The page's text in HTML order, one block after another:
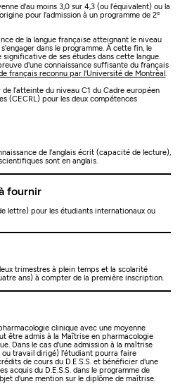
d'au moins 3,0 sur 4,3 (ou l'équivalent) ou la
pour l'admission à un programme de 2e
de la langue française atteignant le niveau
dans le programme. À cette fin, le
de ses études dans cette langue.
d'une connaissance suffisante du français
français reconnu par l'Université de Montréal.
l’atteinte du niveau C1 du Cadre européen
(CECRL) pour les deux compétences
de l'anglais écrit (capacité de lecture),
sont en anglais.
fournir
lettre) pour les étudiants internationaux ou
trimestres à plein temps et la scolarité
ans) à compter de la première inscription.
clinique avec une moyenne
être admis à la Maîtrise en pharmacologie
Dans le cas d'une admission à la maîtrise
travail dirigé) l'étudiant pourra faire
de cours du D.E.S.S. et bénéficier d'une
acquis du D.E.S.S. dans le programme de
d'une mention sur le diplôme de maîtrise.